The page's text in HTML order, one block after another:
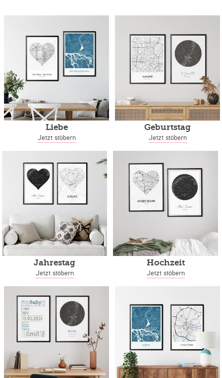
Liebe
Jetzt stöbern
Geburtstag
Jetzt stöbern
Jahrestag
Jetzt stöbern
Hochzeit
Jetzt stöbern